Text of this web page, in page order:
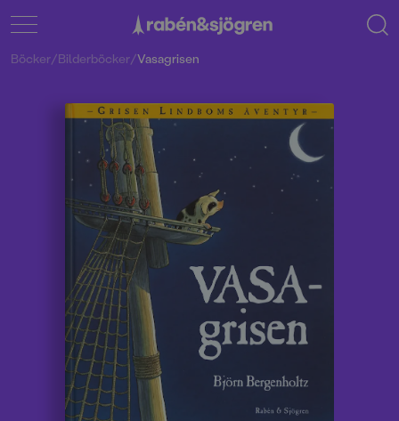
Böcker/Bilderböcker/Vasagrisen